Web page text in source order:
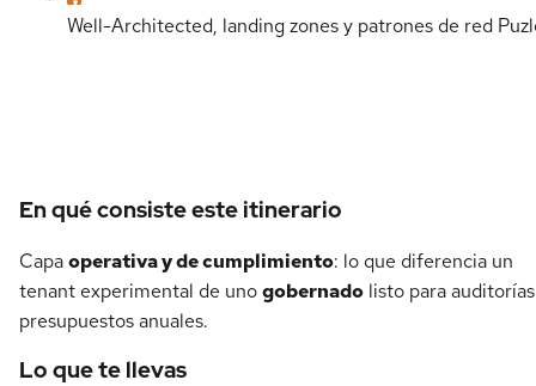
Well-Architected, landing zones y patrones de red
Detalles del curso
En qué consiste este itinerario
Capaoperativa y de cumplimiento: lo que diferencia un
tenant experimental de unogobernado listo para
presupuestos anuales.
Lo que te llevas